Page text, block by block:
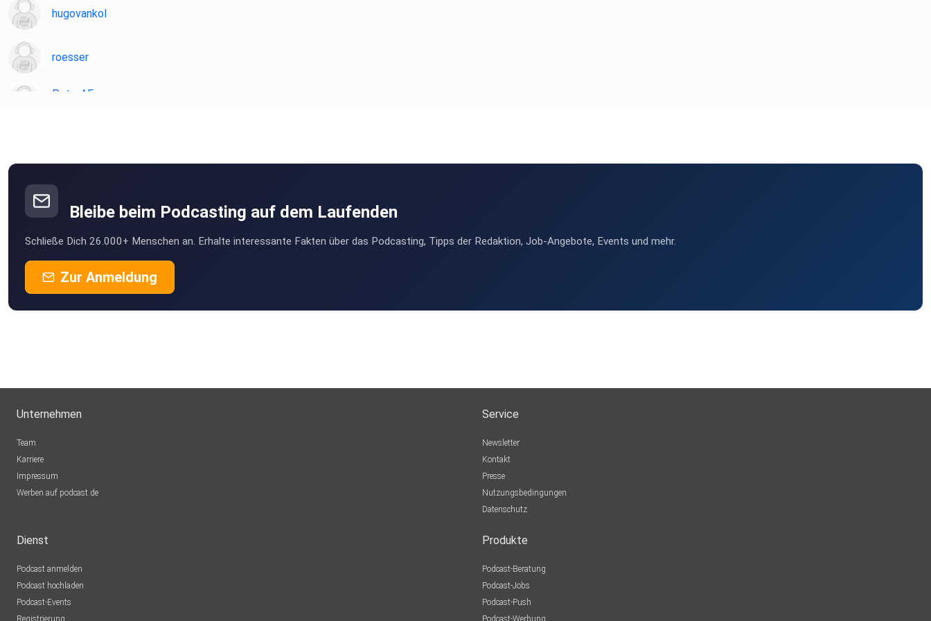
hugovankol
roesser
PeterAF
ghospach
Karlsruhe
Felix1928
Düsseldorf
MSWMGPodcast
Bleibe beim Podcasting auf dem Laufenden
Schließe Dich 26.000+ Menschen an. Erhalte interessante Fakten über das Podcasting, Tipps der Redaktion, Job-Angebote, Events und mehr.
Zur Anmeldung
Unternehmen
Team
Karriere
Impressum
Werben auf podcast.de
Service
Newsletter
Kontakt
Presse
Nutzungsbedingungen
Datenschutz
Dienst
Podcast anmelden
Podcast hochladen
Podcast-Events
Registrierung
Produkte
Podcast-Beratung
Podcast-Jobs
Podcast-Push
Podcast-Werbung